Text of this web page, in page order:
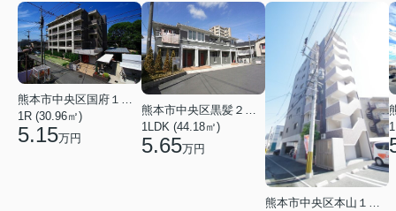
1R (30.96㎡)
5.15万円
1LDK (44.18㎡)
5.65万円